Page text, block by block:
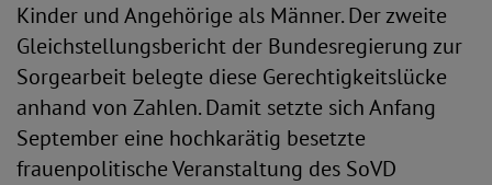
Kinder und Angehörige als Männer. Der zweite
Gleichstellungsbericht der Bundesregierung zur
Sorgearbeit belegte diese Gerechtigkeitslücke
anhand von Zahlen. Damit setzte sich Anfang
September eine hochkarätig besetzte
frauenpolitische Veranstaltung des SoVD